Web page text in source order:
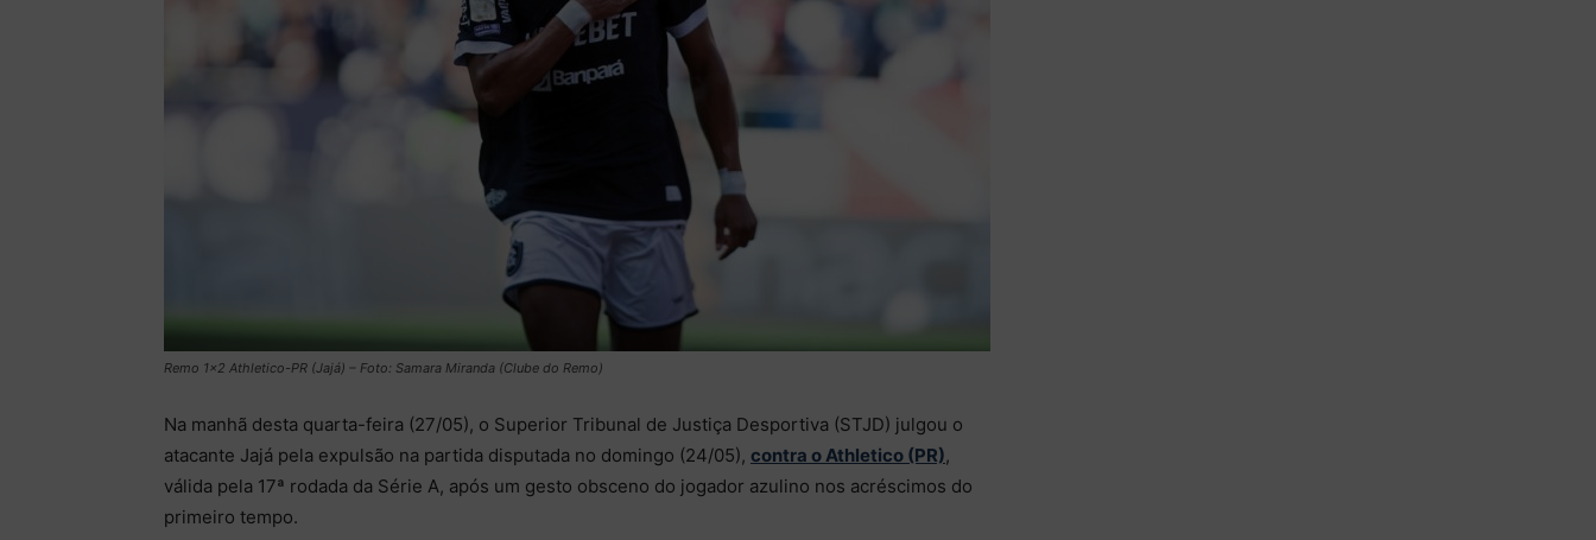
Remo 1×2 Athletico-PR (Jajá) – Foto: Samara Miranda (Clube do Remo)
Na manhã desta quarta-feira (27/05), o Superior Tribunal de Justiça Desportiva (STJD) julgou o
atacante Jajá pela expulsão na partida disputada no domingo (24/05), contra o Athletico (PR),
válida pela 17ª rodada da Série A, após um gesto obsceno do jogador azulino nos acréscimos do
primeiro tempo.